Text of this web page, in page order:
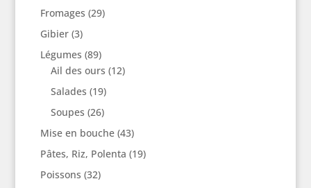
Fromages (29)
Gibier(3)
Légumes (89)
Ail des ours (12)
Salades (19)
Soupes (26)
Mise en bouche(43)
Pâtes, Riz, Polenta (19)
Poissons (32)